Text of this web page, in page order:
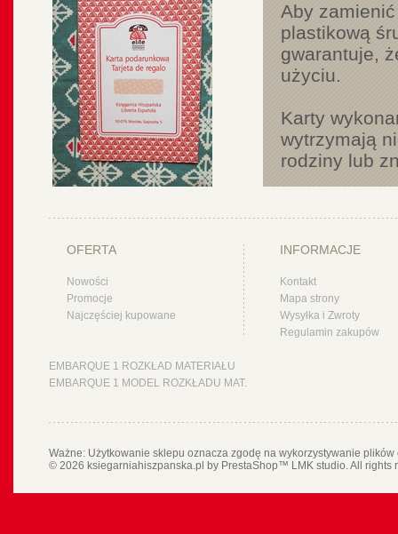
Aby
plastikową
gwarantuje,
użyciu.
Karty
wytrzymają
rodziny lub
OFERTA
Nowości
Promocje
Najczęściej kupowane
INFORMACJE
Kontakt
Mapa strony
Wysyłka i Zwroty
Regulamin zakupów
EMBARQUE 1 ROZKŁAD MATERIAŁU
EMBARQUE 1 MODEL ROZKŁADU MAT.
Ważne: Użytkowanie sklepu oznacza zgodę na wykorzystywanie
© 2026 ksiegarniahiszpanska.pl by PrestaShop™ LMK studio. All rights